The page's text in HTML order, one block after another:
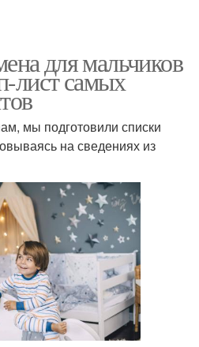
для мальчиков
лист самых
мы подготовили списки
на сведениях из